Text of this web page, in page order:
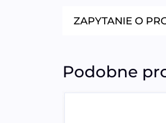
ZAPYTANIE O
Podobne